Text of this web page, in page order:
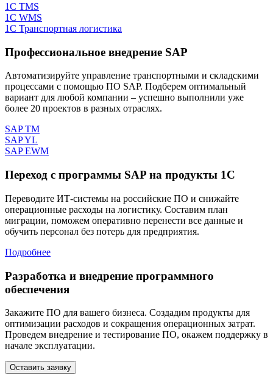
1C TMS
1C WMS
1C Транспортная логистика
Профессиональное внедрение SAP
Автоматизируйте управление транспортными и складскими
процессами с помощью ПО SAP. Подберем оптимальный
вариант для любой компании – успешно выполнили уже
более 20 проектов в разных отраслях.
SAP TM
SAP YL
SAP EWM
Переход с программы SAP на продукты 1С
Переводите ИТ-системы на российские ПО и снижайте
операционные расходы на логистику. Составим план
миграции, поможем оперативно перенести все данные и
обучить персонал без потерь для предприятия.
Подробнее
Разработка и внедрение программного
обеспечения
Закажите ПО для вашего бизнеса. Создадим продукты для
оптимизации расходов и сокращения операционных затрат.
Проведем внедрение и тестирование ПО, окажем поддержку в
начале эксплуатации.
Оставить заявку